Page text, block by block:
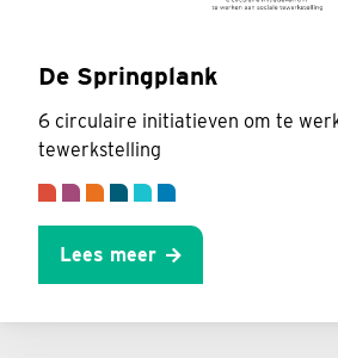
De Springplank
6 circulaire initiatieven om te
tewerkstelling
Lees meer